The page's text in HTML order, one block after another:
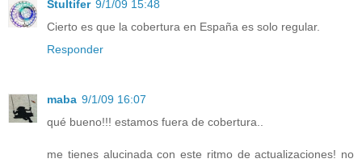
Stultifer 9/1/09 15:48
Cierto es que la cobertura en España es solo regular.
Responder
maba 9/1/09 16:07
qué bueno!!! estamos fuera de cobertura..
me tienes alucinada con este ritmo de actualizaciones! no